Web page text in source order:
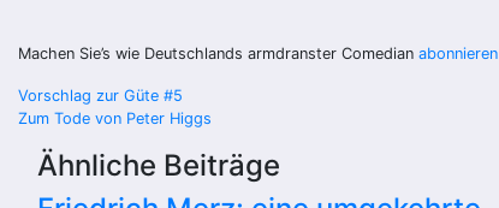
Machen Sie’s wie Deutschlands armdranster Comedian abonnieren
Beitragsnavigation
Vorschlag zur Güte #5
Zum Tode von Peter Higgs
Ähnliche Beiträge